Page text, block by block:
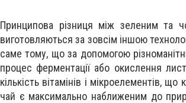
Принципова різниця між зеленим та
виготовляються за зовсім іншою
саме тому, що за допомогою
процес ферментації або окислення
кількість вітамінів і мікроелементів,
чай є максимально наближеним до